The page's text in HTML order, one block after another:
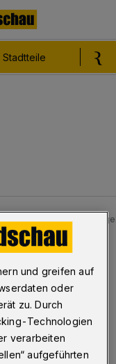
Stadtteile
Fast so, als hätten sie‘s
geahnt
Bühnen in der
Camus-Stück
und greifen auf
oder
zu. Durch
Technologien
verarbeiten
aufgeführten